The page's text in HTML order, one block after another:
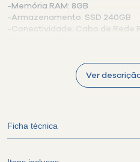
-Memória RAM: 8GB
-Armazenamento: SSD 240GB
-Conectividade: Cabo de Rede
Conteúdo da embalagem:
- 1x Cabo de Energia
Sobre o produto:
- Produto seminovo;
Ver
Ficha técnica